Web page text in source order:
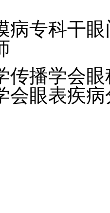
病专科干
传播学会
会眼表疾